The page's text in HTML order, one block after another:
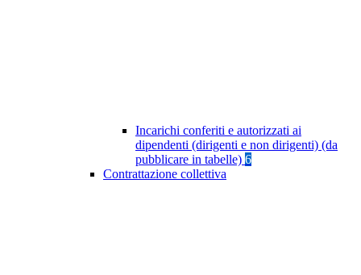
Incarichi conferiti e autorizzati ai
dipendenti (dirigenti e non dirigenti) (da
pubblicare in tabelle) 6
Contrattazione collettiva